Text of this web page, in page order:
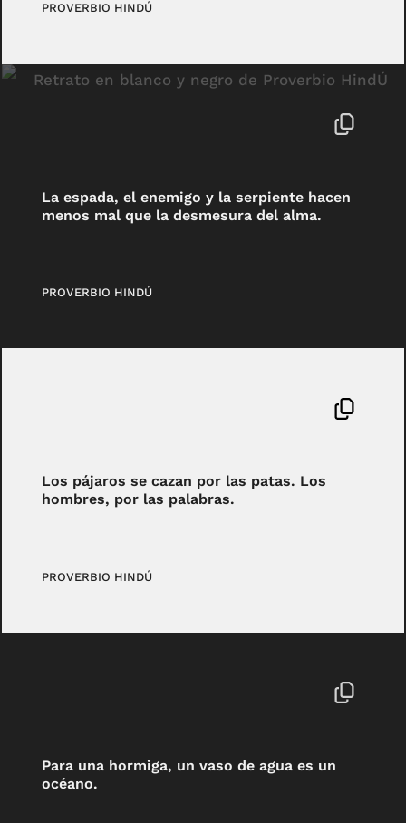
PROVERBIO HINDÚ
La espada, el enemigo y la serpiente hacen
menos mal que la desmesura del alma.
PROVERBIO HINDÚ
Los pájaros se cazan por las patas. Los
hombres, por las palabras.
PROVERBIO HINDÚ
Para una hormiga, un vaso de agua es un
océano.